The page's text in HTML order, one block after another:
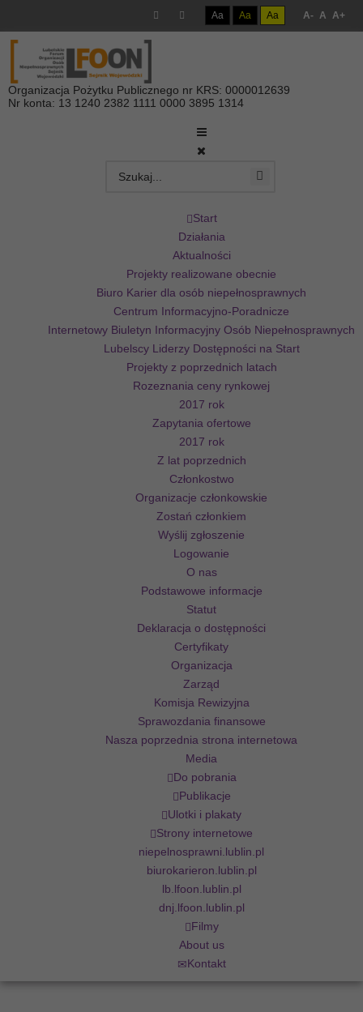
Aa Aa Aa A- A A+
Organizacja Pożytku Publicznego nr KRS: 0000012639
Nr konta: 13 1240 2382 1111 0000 3895 1314
Start
Działania
Aktualności
Projekty realizowane obecnie
Biuro Karier dla osób niepełnosprawnych
Centrum Informacyjno-Poradnicze
Internetowy Biuletyn Informacyjny Osób Niepełnosprawnych
Lubelscy Liderzy Dostępności na Start
Projekty z poprzednich latach
Rozeznania ceny rynkowej
2017 rok
Zapytania ofertowe
2017 rok
Z lat poprzednich
Członkostwo
Organizacje członkowskie
Zostań członkiem
Wyślij zgłoszenie
Logowanie
O nas
Podstawowe informacje
Statut
Deklaracja o dostępności
Certyfikaty
Organizacja
Zarząd
Komisja Rewizyjna
Sprawozdania finansowe
Nasza poprzednia strona internetowa
Media
Do pobrania
Publikacje
Ulotki i plakaty
Strony internetowe
niepelnosprawni.lublin.pl
biurokarieron.lublin.pl
lb.lfoon.lublin.pl
dnj.lfoon.lublin.pl
Filmy
About us
Kontakt